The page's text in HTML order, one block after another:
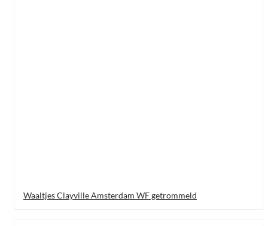
Waaltjes Clayville Amsterdam WF getrommeld